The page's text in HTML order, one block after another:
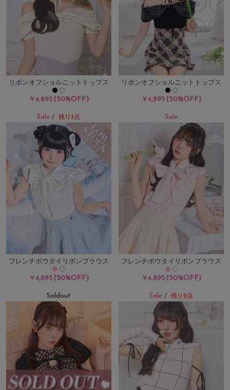
リボンオフショルニットトップス
￥4,895 (50%OFF)
リボンオフショルニットトップス
￥4,895 (50%OFF)
Sale /残り3点
フレンチボウタイリボンブラウス
￥4,895 (50%OFF)
Sale
フレンチボウタイリボンブラウス
￥4,895 (50%OFF)
Soldout Sale /残り2点